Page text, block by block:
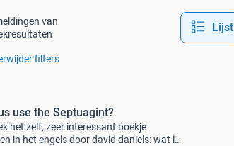
van
Lijst
filters
use the Septuagint?
het zelf, zeer interessant boekje
in het engels door david daniels: wat is